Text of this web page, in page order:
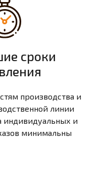
сроки
производства и
линии
индивидуальных и
минимальны